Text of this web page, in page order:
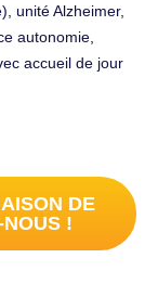
unité Alzheimer,
autonomie,
accueil de jour
DE
!